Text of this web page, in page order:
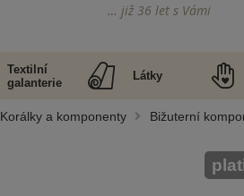
… již 36 let s Vámi
Textilní
galanterie
Látky
Korálky a komponenty Bižuterní